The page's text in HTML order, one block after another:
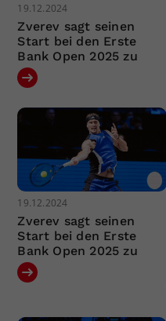
19.12.2024
Zverev sagt seinen
Start bei den Erste
Bank Open 2025 zu
19.12.2024
Zverev sagt seinen
Start bei den Erste
Bank Open 2025 zu